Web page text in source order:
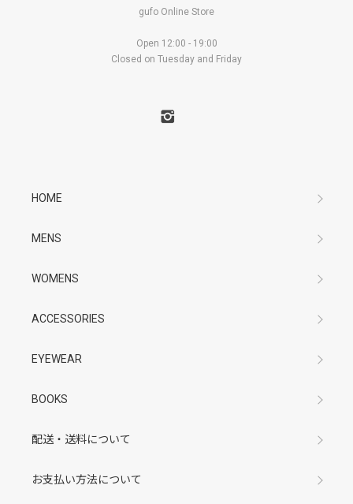
gufo Online Store
Open 12:00 - 19:00
Closed on Tuesday and Friday
HOME
MENS
WOMENS
ACCESSORIES
EYEWEAR
BOOKS
配送・送料について
お支払い方法について